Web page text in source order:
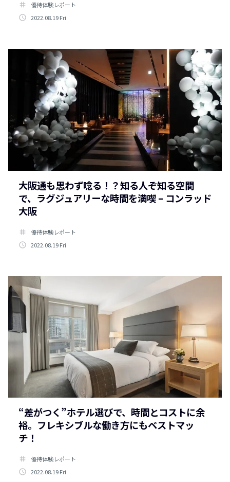
tag
優待体験レポート
access_time 2022.08.19 Fri
大阪通も思わず唸る！？知る人ぞ知る空間
で、ラグジュアリーな時間を満喫 – コンラッド
大阪
tag
優待体験レポート
access_time 2022.08.19 Fri
“差がつく”ホテル選びで、時間とコストに余
裕。フレキシブルな働き方にもベストマッ
チ！
tag
優待体験レポート
access_time 2022.08.19 Fri